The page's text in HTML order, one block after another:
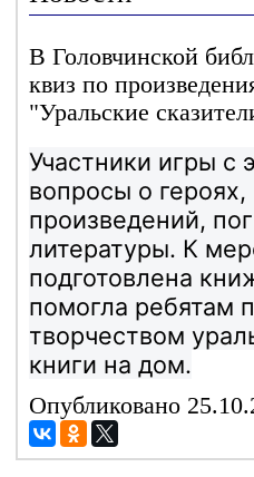
В Головчинской
квиз по
"Уральские
Участники игры с
вопросы о
произведений,
литературы. К
подготовлена
помогла ребятам
творчеством
книги на дом.
Опубликовано